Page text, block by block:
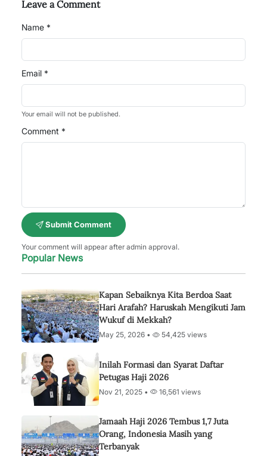
Leave a Comment
Name *
Email *
Your email will not be published.
Comment *
Submit Comment
Your comment will appear after admin approval.
Popular News
Kapan Sebaiknya Kita Berdoa Saat
Hari Arafah? Haruskah Mengikuti Jam
Wukuf di Mekkah?
May 25, 2026 • 54,425 views
Inilah Formasi dan Syarat Daftar
Petugas Haji 2026
Nov 21, 2025 • 16,561 views
Jamaah Haji 2026 Tembus 1,7 Juta
Orang, Indonesia Masih yang
Terbanyak